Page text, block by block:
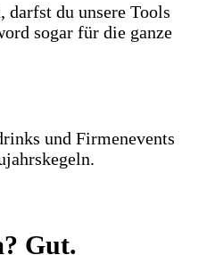
darfst du unsere Tools
sogar für die ganze
und Firmenevents
Gut.